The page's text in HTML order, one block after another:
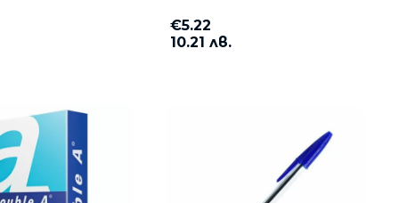
Хартия PP Lite A4 500 л. 80
€5.22
10.21 лв.